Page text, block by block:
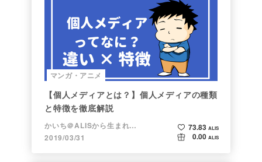
マンガ・アニメ
【個人メディアとは？】個人メディアの種類
と特徴を徹底解説
かいち＠ALISから生まれた漫画家
2019/03/31
73.83 ALIS
0.00 ALIS